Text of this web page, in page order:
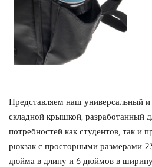
Представляем наш универсальный
складной крышкой, разработанный
потребностей как студентов, так и
рюкзак с просторными размерами
дюйма в длину и 6 дюймов в ширину